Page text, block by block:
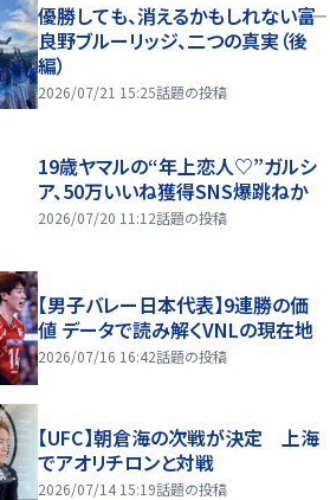
優勝しても、消えるかもしれない――富
良野ブルーリッジ、二つの真実（後
編）
2026/07/21 15:25話題の投稿
19歳ヤマルの“年上恋人♡”ガルシ
ア、50万いいね獲得SNS爆跳ねか
2026/07/20 11:12話題の投稿
【男子バレー日本代表】9連勝の価
値 データで読み解くVNLの現在地
2026/07/16 16:42話題の投稿
【UFC】朝倉海の次戦が決定 上海
でアオリチロンと対戦
2026/07/14 15:19話題の投稿